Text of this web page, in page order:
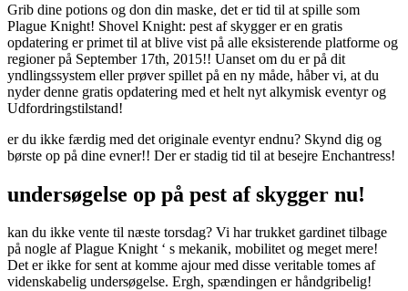
Grib dine potions og don din maske, det er tid til at spille som
Plague Knight! Shovel Knight: pest af skygger er en gratis
opdatering er primet til at blive vist på alle eksisterende platforme og
regioner på September 17th, 2015!! Uanset om du er på dit
yndlingssystem eller prøver spillet på en ny måde, håber vi, at du
nyder denne gratis opdatering med et helt nyt alkymisk eventyr og
Udfordringstilstand!
er du ikke færdig med det originale eventyr endnu? Skynd dig og
børste op på dine evner!! Der er stadig tid til at besejre Enchantress!
undersøgelse op på pest af skygger nu!
kan du ikke vente til næste torsdag? Vi har trukket gardinet tilbage
på nogle af Plague Knight ‘ s mekanik, mobilitet og meget mere!
Det er ikke for sent at komme ajour med disse veritable tomes af
videnskabelig undersøgelse. Ergh, spændingen er håndgribelig!